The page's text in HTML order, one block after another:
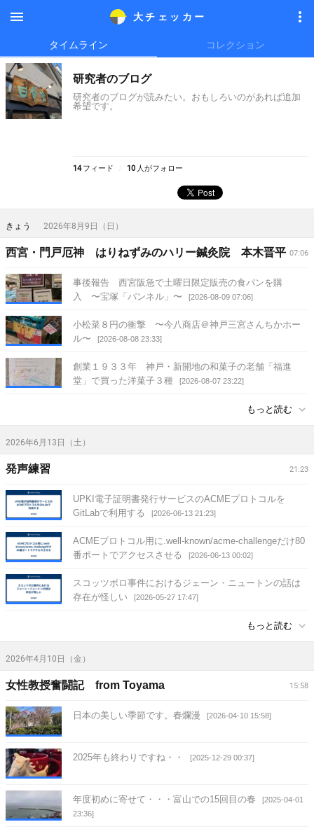
大チェッカ ー
研究者のブログ
研究者のブログが読みたい。おもしろいのがあれば追加
希望です。
14 フィード 10 人がフォロー
タイムライン コレクション
きょう 2026年8月9日（日）
07:06
西宮・門戸厄神 はりねずみのハリー鍼灸院 本木晋平
事後報告 西宮阪急で土曜日限定販売の食パンを購
入 〜宝塚「パンネル」〜
[2026-08-09 07:06]
小松菜８円の衝撃 〜今八商店＠神戸三宮さんちかホー
ル〜
[2026-08-08 23:33]
創業１９３３年 神戸・新開地の和菓子の老舗「福進
堂」で買った洋菓子３種
[2026-08-07 23:22]
もっと読む
2026年6月13日（土）
21:23
発声練習
UPKI電子証明書発行サービスのACMEプロトコルを
GitLabで利用する
[2026-06-13 21:23]
ACMEプロトコル用に.well-known/acme-challengeだけ80
番ポートでアクセスさせる
[2026-06-13 00:02]
スコッツボロ事件におけるジェーン・ニュートンの話は
存在が怪しい
[2026-05-27 17:47]
もっと読む
2026年4月10日（金）
15:58
女性教授奮闘記 from Toyama
日本の美しい季節です。春爛漫 [2026-04-10 15:58]
2025年も終わりですね・・ [2025-12-29 00:37]
年度初めに寄せて・・・富山での15回目の春
[2025-04-01
23:36]